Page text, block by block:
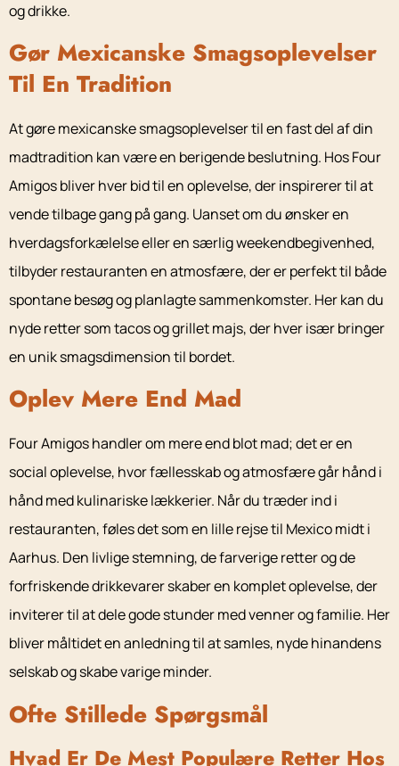
og drikke.
Gør Mexicanske Smagsoplevelser
Til En Tradition
At gøre mexicanske smagsoplevelser til en fast del af din
madtradition kan være en berigende beslutning. Hos Four
Amigos bliver hver bid til en oplevelse, der inspirerer til at
vende tilbage gang på gang. Uanset om du ønsker en
hverdagsforkælelse eller en særlig weekendbegivenhed,
tilbyder restauranten en atmosfære, der er perfekt til både
spontane besøg og planlagte sammenkomster. Her kan du
nyde retter som tacos og grillet majs, der hver især bringer
en unik smagsdimension til bordet.
Oplev Mere End Mad
Four Amigos handler om mere end blot mad; det er en
social oplevelse, hvor fællesskab og atmosfære går hånd i
hånd med kulinariske lækkerier. Når du træder ind i
restauranten, føles det som en lille rejse til Mexico midt i
Aarhus. Den livlige stemning, de farverige retter og de
forfriskende drikkevarer skaber en komplet oplevelse, der
inviterer til at dele gode stunder med venner og familie. Her
bliver måltidet en anledning til at samles, nyde hinandens
selskab og skabe varige minder.
Ofte Stillede Spørgsmål
Hvad Er De Mest Populære Retter Hos